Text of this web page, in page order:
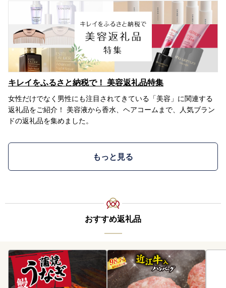
キレイをふるさと納税で！ 美容返礼品特集
女性だけでなく男性にも注目されてきている「美容」に関連する
返礼品をご紹介！ 美容液から香水、ヘアコームまで、人気ブラン
ドの返礼品を集めました。
もっと見る
おすすめ返礼品